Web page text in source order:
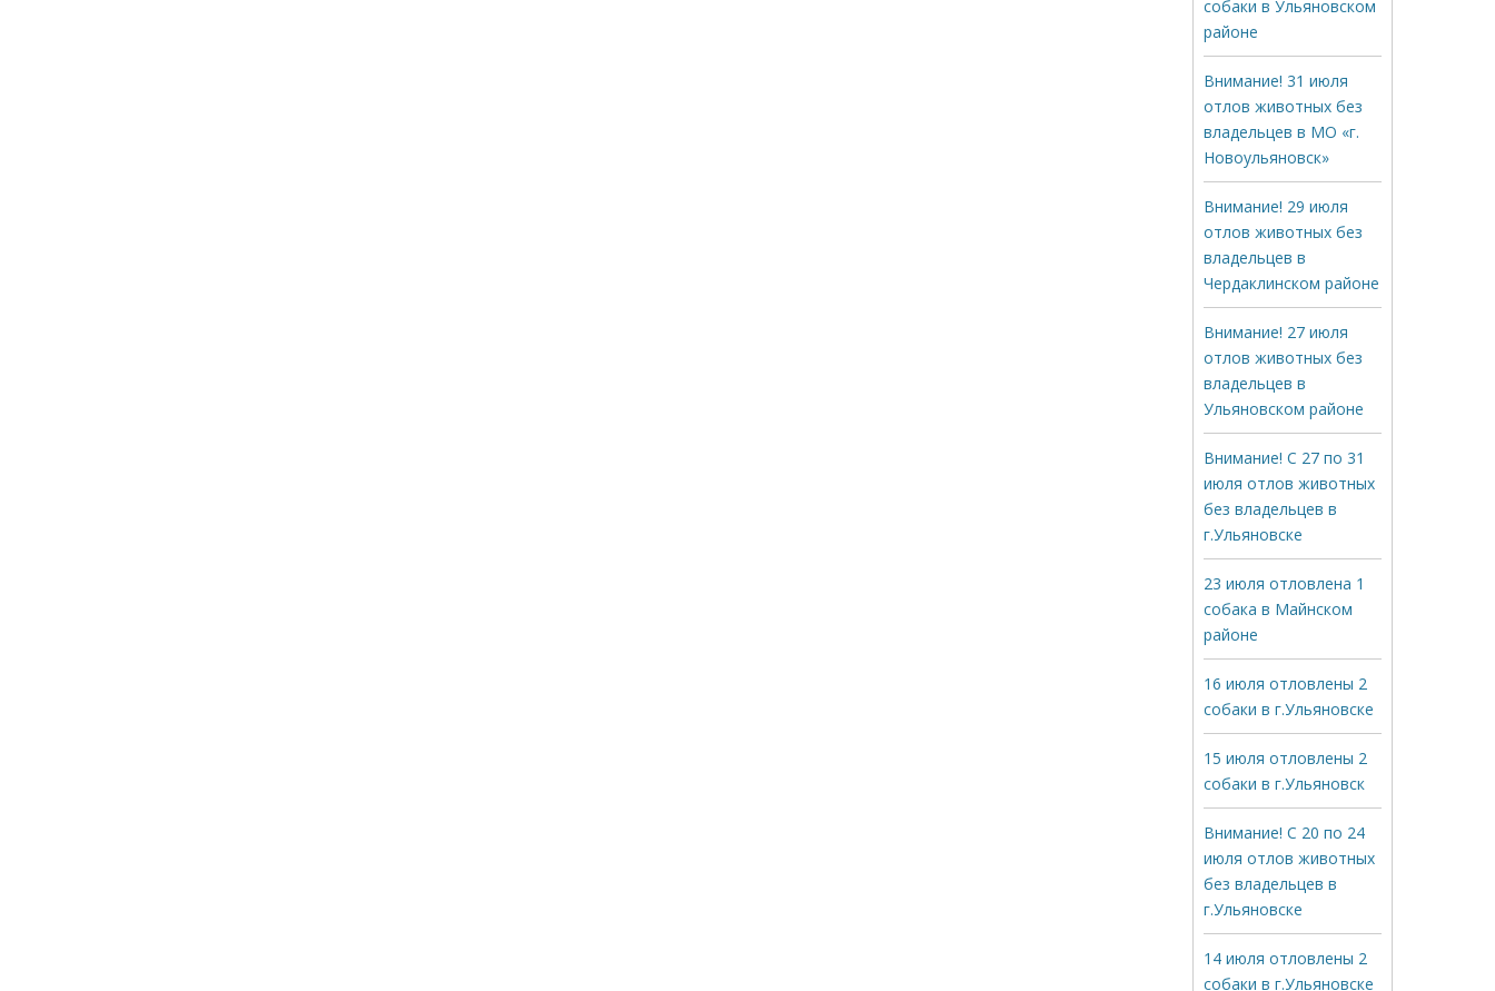
собаки в Ульяновском
районе
Внимание! 31 июля
отлов животных без
владельцев в МО «г.
Новоульяновск»
Внимание! 29 июля
отлов животных без
владельцев в
Чердаклинском районе
Внимание! 27 июля
отлов животных без
владельцев в
Ульяновском районе
Внимание! С 27 по 31
июля отлов животных
без владельцев в
г.Ульяновске
23 июля отловлена 1
собака в Майнском
районе
16 июля отловлены 2
собаки в г.Ульяновске
15 июля отловлены 2
собаки в г.Ульяновск
Внимание! С 20 по 24
июля отлов животных
без владельцев в
г.Ульяновске
14 июля отловлены 2
собаки в г.Ульяновске